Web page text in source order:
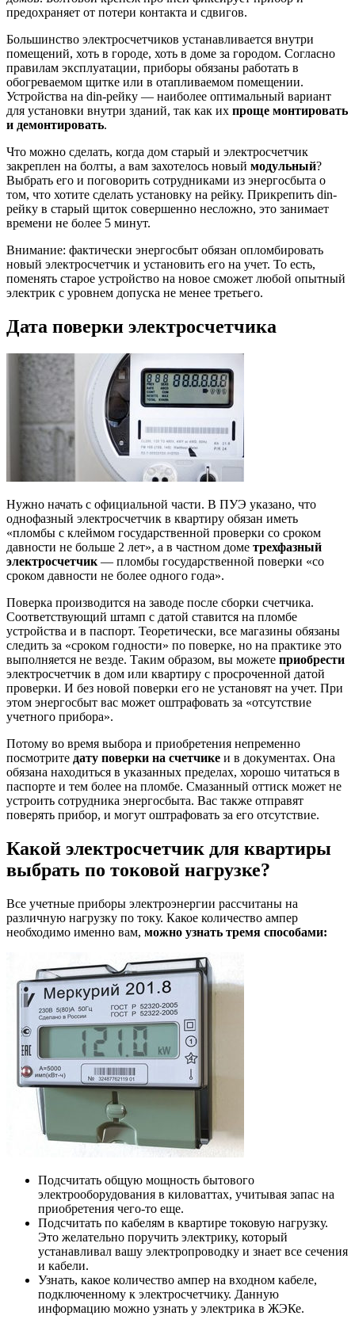
предохраняет от потери контакта и сдвигов.
Большинство электросчетчиков устанавливается внутри
помещений, хоть в городе, хоть в доме за городом. Согласно
правилам эксплуатации, приборы обязаны работать в
обогреваемом щитке или в отапливаемом помещении.
Устройства на din-рейку — наиболее оптимальный вариант
для установки внутри зданий, так как их проще монтировать
и демонтировать.
Что можно сделать, когда дом старый и электросчетчик
закреплен на болты, а вам захотелось новый модульный?
Выбрать его и поговорить сотрудниками из энергосбыта о
том, что хотите сделать установку на рейку. Прикрепить din-
рейку в старый щиток совершенно несложно, это занимает
времени не более 5 минут.
Внимание: фактически энергосбыт обязан опломбировать
новый электросчетчик и установить его на учет. То есть,
поменять старое устройство на новое сможет любой опытный
электрик с уровнем допуска не менее третьего.
Дата поверки электросчетчика
Нужно начать с официальной части. В ПУЭ указано, что
однофазный электросчетчик в квартиру обязан иметь
«пломбы с клеймом государственной проверки со сроком
давности не больше 2 лет», а в частном доме трехфазный
электросчетчик — пломбы государственной поверки «со
сроком давности не более одного года».
Поверка производится на заводе после сборки счетчика.
Соответствующий штамп с датой ставится на пломбе
устройства и в паспорт. Теоретически, все магазины обязаны
следить за «сроком годности» по поверке, но на практике это
выполняется не везде. Таким образом, вы можете приобрести
электросчетчик в дом или квартиру с просроченной датой
проверки. И без новой поверки его не установят на учет. При
этом энергосбыт вас может оштрафовать за «отсутствие
учетного прибора».
Потому во время выбора и приобретения непременно
посмотрите дату поверки на счетчике и в документах. Она
обязана находиться в указанных пределах, хорошо читаться в
паспорте и тем более на пломбе. Смазанный оттиск может не
устроить сотрудника энергосбыта. Вас также отправят
поверять прибор, и могут оштрафовать за его отсутствие.
Какой электросчетчик для квартиры
выбрать по токовой нагрузке?
Все учетные приборы электроэнергии рассчитаны на
различную нагрузку по току. Какое количество ампер
необходимо именно вам, можно узнать тремя способами:
Подсчитать общую мощность бытового
электрооборудования в киловаттах, учитывая запас на
приобретения чего-то еще.
Подсчитать по кабелям в квартире токовую нагрузку.
Это желательно поручить электрику, который
устанавливал вашу электропроводку и знает все сечения
и кабели.
Узнать, какое количество ампер на входном кабеле,
подключенному к электросчетчику. Данную
информацию можно узнать у электрика в ЖЭКе.